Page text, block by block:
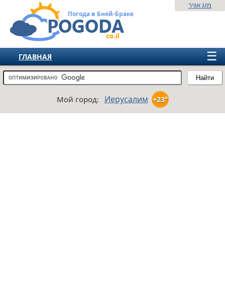
Погода в Бней-Браке
Найти
מזג אוויר
☰
ГЛАВНАЯ
ИЗРАИЛЬ
ЕВРОПА
Мой город: Иерусалим +23°